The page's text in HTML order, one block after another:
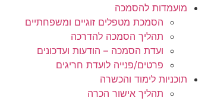
מועמדות להסמכה
הסמכת מטפלים זוגיים ומשפחתיים
תהליך הסמכה להדרכה
ועדת הסמכה – הודעות ועדכונים
פרטים/פנייה לועדת חריגים
תוכניות לימוד והכשרה
תהליך אישור הכרה